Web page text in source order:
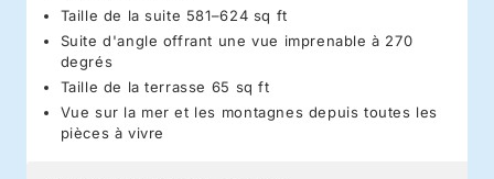
Taille de la suite 581–624 sq ft
Suite d'angle offrant une vue imprenable à 270
degrés
Taille de la terrasse 65 sq ft
Vue sur la mer et les montagnes depuis toutes les
pièces à vivre